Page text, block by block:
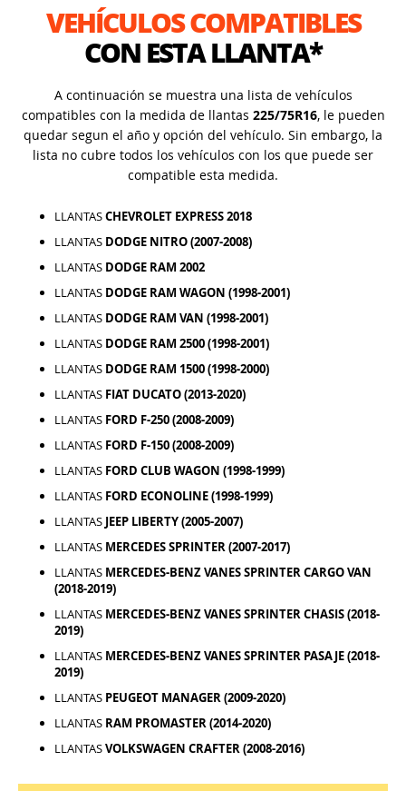
VEHÍCULOS COMPATIBLES
CON ESTA LLANTA*
A continuación se muestra una lista de vehículos
compatibles con la medida de llantas 225/75R16, le pueden
quedar segun el año y opción del vehículo. Sin embargo, la
lista no cubre todos los vehículos con los que puede ser
compatible esta medida.
LLANTASCHEVROLET EXPRESS 2018
LLANTAS DODGE NITRO (2007-2008)
LLANTAS DODGE RAM 2002
LLANTAS DODGE RAM WAGON (1998-2001)
LLANTAS DODGE RAM VAN (1998-2001)
LLANTAS DODGE RAM 2500 (1998-2001)
LLANTAS DODGE RAM 1500 (1998-2000)
LLANTAS FIAT DUCATO (2013-2020)
LLANTAS FORD F-250 (2008-2009)
LLANTAS FORD F-150 (2008-2009)
LLANTAS FORD CLUB WAGON (1998-1999)
LLANTAS FORD ECONOLINE (1998-1999)
LLANTAS JEEP LIBERTY (2005-2007)
LLANTAS MERCEDES SPRINTER (2007-2017)
LLANTAS MERCEDES-BENZ VANES SPRINTER CARGO VAN
(2018-2019)
LLANTAS MERCEDES-BENZ VANES SPRINTER CHASIS (2018-
2019)
LLANTAS MERCEDES-BENZ VANES SPRINTER PASAJE (2018-
2019)
LLANTAS PEUGEOT MANAGER (2009-2020)
LLANTAS RAM PROMASTER (2014-2020)
LLANTASVOLKSWAGEN CRAFTER (2008-2016)